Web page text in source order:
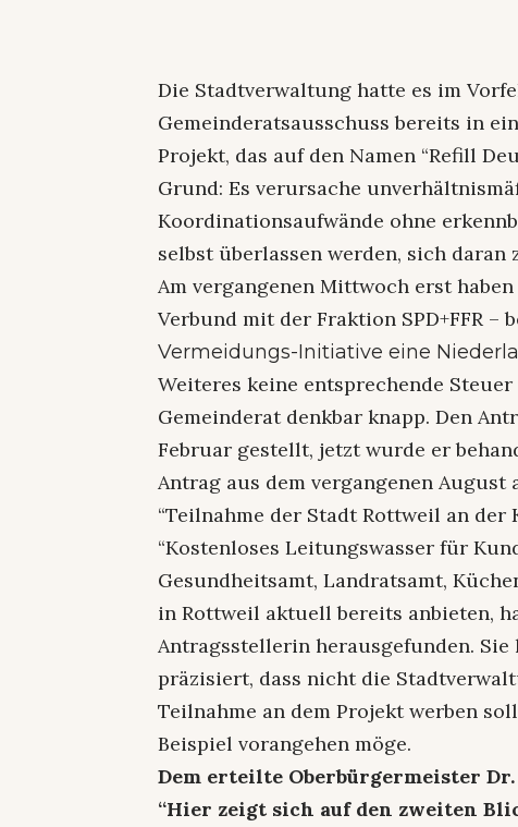
Die Stadtverwaltung hatte es im
Gemeinderatsausschuss bereits in
Projekt, das auf den Namen “Refill
Grund: Es verursache
Koordinationsaufwände ohne
selbst überlassen werden, sich daran
Am vergangenen Mittwoch erst
Verbund mit der Fraktion SPD+FFR –
Vermeidungs-Initiative eine
Weiteres keine entsprechende
Gemeinderat denkbar knapp. Den
Februar gestellt, jetzt wurde er
Antrag aus dem vergangenen
“Teilnahme der Stadt Rottweil an der
“Kostenloses Leitungswasser für
Gesundheitsamt, Landratsamt,
in Rottweil aktuell bereits anbieten,
Antragsstellerin herausgefunden.
präzisiert, dass nicht die
Teilnahme an dem Projekt werben
Beispiel vorangehen möge.
Dem erteilte Oberbürgermeister
“Hier zeigt sich auf den zweiten